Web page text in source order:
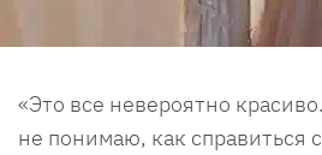
«Это все невероятно
не понимаю, как справиться